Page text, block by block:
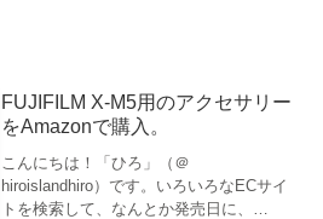
FUJIFILM X-M5用のアクセサリー
をAmazonで購入。
こんにちは！「ひろ」（＠
hiroislandhiro）です。いろいろなECサイ
トを検索して、なんとか発売日に、